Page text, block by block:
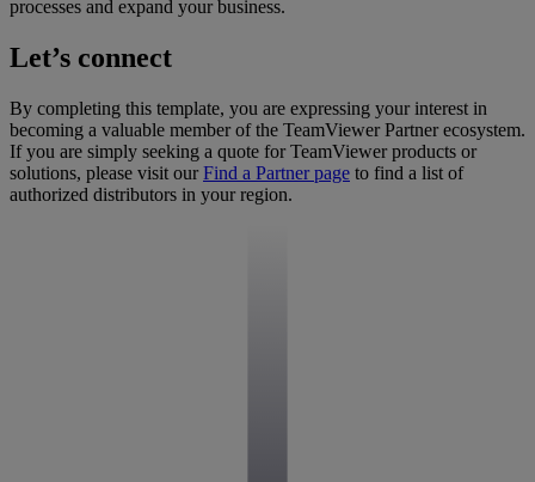
processes and expand your business.
Let’s connect
By completing this template, you are expressing your interest in
becoming a valuable member of the TeamViewer Partner ecosystem.
If you are simply seeking a quote for TeamViewer products or
solutions, please visit ourFind a Partner page to find a list of
authorized distributors in your region.